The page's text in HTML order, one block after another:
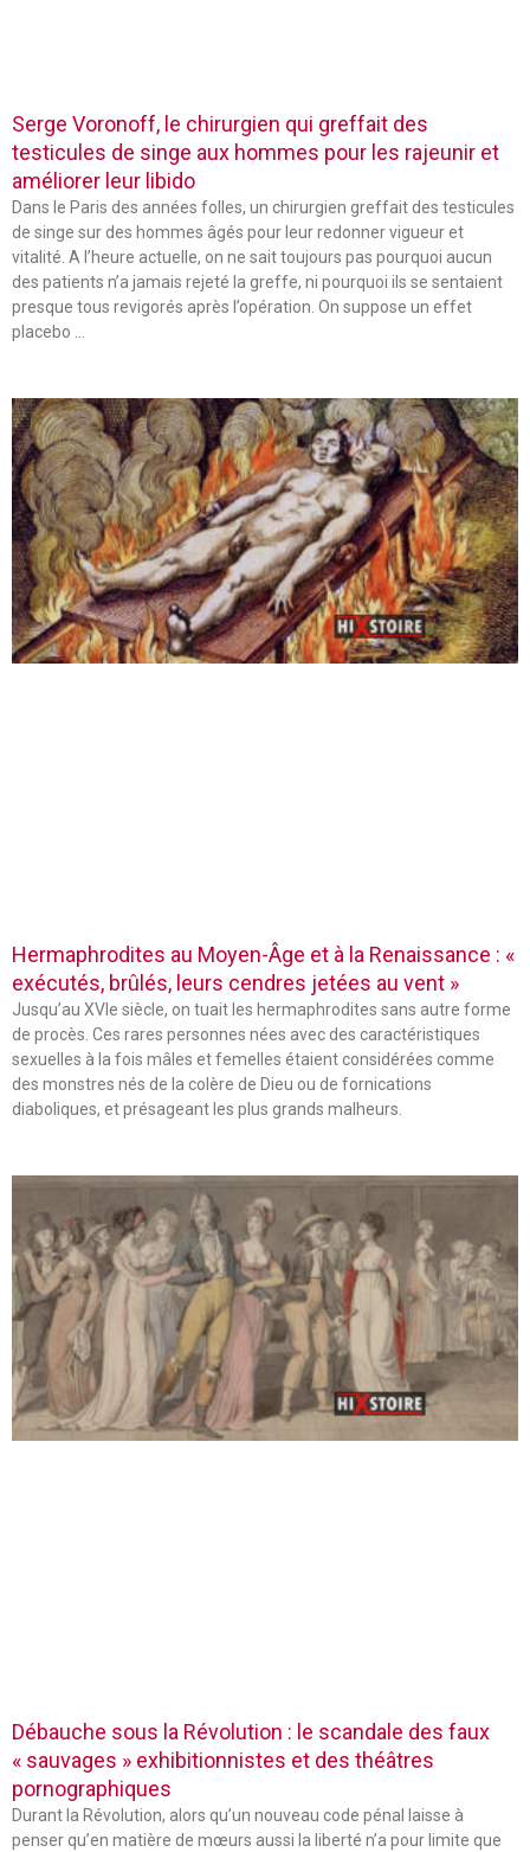
Serge Voronoff, le chirurgien qui greffait des
testicules de singe aux hommes pour les rajeunir et
améliorer leur libido
Dans le Paris des années folles, un chirurgien greffait des testicules
de singe sur des hommes âgés pour leur redonner vigueur et
vitalité. A l’heure actuelle, on ne sait toujours pas pourquoi aucun
des patients n’a jamais rejeté la greffe, ni pourquoi ils se sentaient
presque tous revigorés après l’opération. On suppose un effet
placebo …
Hermaphrodites au Moyen-Âge et à la Renaissance : «
exécutés, brûlés, leurs cendres jetées au vent »
Jusqu’au XVIe siècle, on tuait les hermaphrodites sans autre forme
de procès. Ces rares personnes nées avec des caractéristiques
sexuelles à la fois mâles et femelles étaient considérées comme
des monstres nés de la colère de Dieu ou de fornications
diaboliques, et présageant les plus grands malheurs.
Débauche sous la Révolution : le scandale des faux
« sauvages » exhibitionnistes et des théâtres
pornographiques
Durant la Révolution, alors qu’un nouveau code pénal laisse à
penser qu’en matière de mœurs aussi la liberté n’a pour limite que